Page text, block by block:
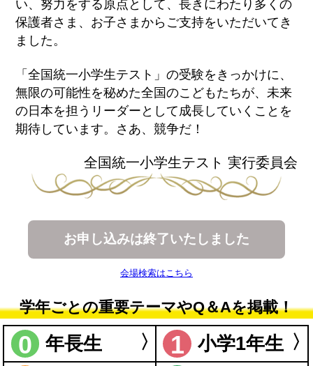
い、努力をする原点として、長きにわたり多くの
保護者さま、お子さまからご支持をいただいてき
ました。
「全国統一小学生テスト」の受験をきっかけに、
無限の可能性を秘めた全国のこどもたちが、未来
の日本を担うリーダーとして成長していくことを
期待しています。さあ、競争だ！
全国統一小学生テスト 実行委員会
お申し込みは終了いたしました
会場検索はこちら
学年ごとの重要テーマやQ＆Aを掲載！
0 年長生 1 小学1年生